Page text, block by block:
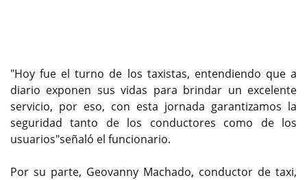
"Hoy fue el turno de los taxistas, entendiendo que a
diario exponen sus vidas para brindar un excelente
servicio, por eso, con esta jornada garantizamos la
seguridad tanto de los conductores como de los
usuarios"señaló el funcionario.
Por su parte, Geovanny Machado, conductor de taxi,